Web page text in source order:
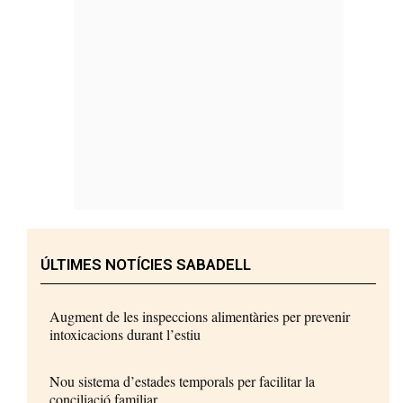
ÚLTIMES NOTÍCIES SABADELL
Augment de les inspeccions alimentàries per prevenir
intoxicacions durant l’estiu
Nou sistema d’estades temporals per facilitar la
conciliació familiar